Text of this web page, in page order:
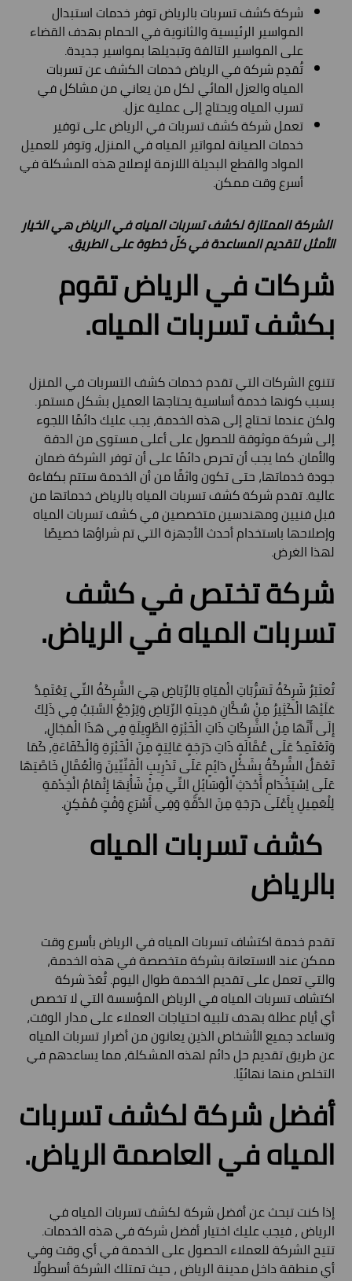
شركة كشف تسربات بالرياض توفر خدمات استبدال
المواسير الرئيسية والثانوية في الحمام بهدف القضاء
على المواسير التالفة وتبديلها بمواسير جديدة.
تُقدِم شركة في الرياض خدمات الكشف عن تسربات
المياه والعزل المائي لكل من يعاني من مشاكل في
تسرب المياه ويحتاج إلى عملية عزل.
تعمل شركة كشف تسربات في الرياض على توفير
خدمات الصيانة لمواتير المياه في المنزل، وتوفر للعميل
المواد والقطع البديلة اللازمة لإصلاح هذه المشكلة في
أسرع وقت ممكن.
الشركة الممتازة لكشف تسربات المياه في الرياض هي الخيار
الأمثل لتقديم المساعدة في كلّ خطوة على الطريق.
شركات في الرياض تقوم
بكشف تسربات المياه.
تتنوع الشركات التي تقدم خدمات كشف التسربات في المنزل
بسبب كونها خدمة أساسية يحتاجها العميل بشكل مستمر.
ولكن عندما تحتاج إلى هذه الخدمة، يجب عليك دائمًا اللجوء
إلى شركة موثوقة للحصول على أعلى مستوى من الدقة
والأمان. كما يجب أن تحرص دائمًا على أن توفر الشركة ضمان
جودة خدماتها، حتى تكون واثقًا من أن الخدمة ستتم بكفاءة
عالية. تقدم شركة كشف تسربات المياه بالرياض خدماتها من
قبل فنيين ومهندسين متخصصين في كشف تسربات المياه
وإصلاحها باستخدام أحدث الأجهزة التي تم شراؤها خصيصًا
لهذا الغرض.
شركة تختص في كشف
تسربات المياه في الرياض.
تُعَتَبَرُ شَرِكَةُ تَسَرُّبَاتِ الْمَيَاهِ بَالرِّيَاضِ هِيَ الشَّرِكَةُ التِّي يَعْتَمِدُ
عَلَيْهَا الْكَثِيرُ مِنْ سُكَّانِ مَدِينَةِ الرِّيَاضِ وَيَرْجَعُ السَّبَبُ فِي ذَلِكَ
إِلَى أَنَّهَا مِنْ الشَّرِكَاتِ ذَاتِ الْخَبْرَةِ الطَّوِيلَةِ فِي هَذَا الْمَجَالِ،
وَتَعْتَمِدُ عَلَى عُمَّالَةٍ ذَاتِ دَرَجَةٍ عَالِيَةٍ مِنَ الْخَبْرَةِ وَالْكَفَاءَةِ، كَمَا
تَعْمَلُ الشَّرِكَةُ بِشَكْلٍ دَائِمٍ عَلَى تَدْرِيبِ الْفَنِّيِّينَ وَالْعُمَّالِ خَاصَّتِهَا
عَلَى اِسْتِخْدَامِ أَحْدَثِ الْوَسَائِلِ التِّي مِنْ شَأْنِهَا إِتْمَامُ الْخِدْمَةِ
لِلْعَمِيلِ بِأَعْلَى دَرَجَةِ مِنَ الدِّقَّةِ وَفِي أَسْرَعِ وَقْتٍ مُمْكِنٍ.
كشف تسربات المياه
بالرياض
تقدم خدمة اكتشاف تسربات المياه في الرياض بأسرع وقت
ممكن عند الاستعانة بشركة متخصصة في هذه الخدمة،
والتي تعمل على تقديم الخدمة طوال اليوم. تُعَدّ شركة
اكتشاف تسربات المياه في الرياض المؤسسة التي لا تخصص
أي أيام عطلة بهدف تلبية احتياجات العملاء على مدار الوقت،
وتساعد جميع الأشخاص الذين يعانون من أضرار تسربات المياه
عن طريق تقديم حل دائم لهذه المشكلة، مما يساعدهم في
التخلص منها نهائيًا.
أفضل شركة لكشف تسربات
المياه في العاصمة الرياض.
إذا كنت تبحث عن أفضل شركة لكشف تسربات المياه في
الرياض ، فيجب عليك اختيار أفضل شركة في هذه الخدمات.
تتيح الشركة للعملاء الحصول على الخدمة في أي وقت وفي
أي منطقة داخل مدينة الرياض ، حيث تمتلك الشركة أسطولًا